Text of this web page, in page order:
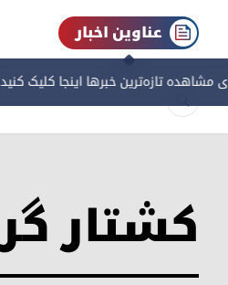
عناوین اخبار
مشاهده‌ تازه‌ترین خبرها اینجا کلیک کنید
کشتار